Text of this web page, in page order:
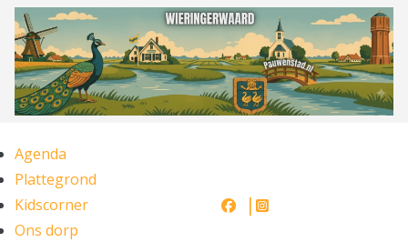
Ga
naar
de
inhoud
Agenda
Plattegrond
Kidscorner
Ons dorp